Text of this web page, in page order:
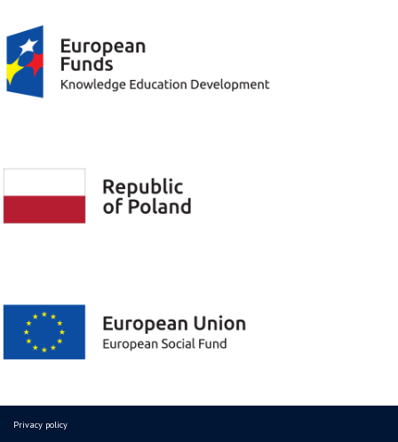
Privacy policy